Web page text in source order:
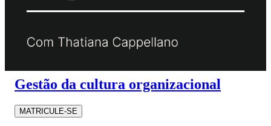
Gestão da cultura organizacional
MATRICULE-SE